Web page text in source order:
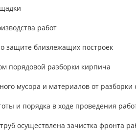
работ
защите близлежащих построек
порядовой разборки кирпича
мусора и материалов от
и порядка в ходе проведения
осуществлена зачистка фронта